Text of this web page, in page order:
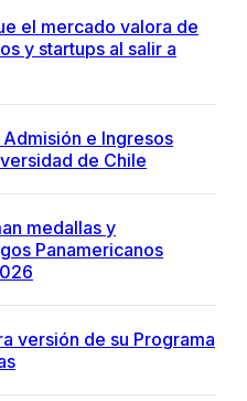
el mercado valora de
y startups al salir a
e Ingresos
de Chile
medallas y
Panamericanos
versión de su Programa